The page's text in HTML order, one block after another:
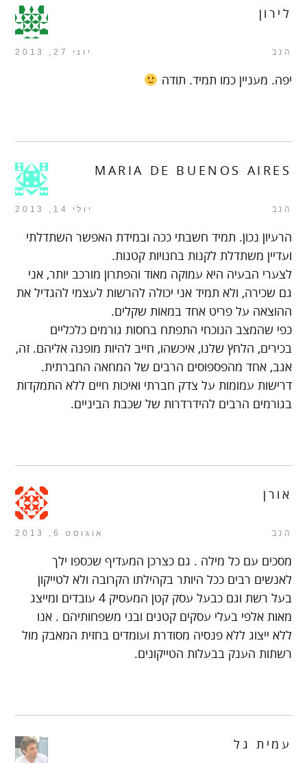
הגב יוני 27, 2013
לירון
יפה. מעניין כמו תמיד. תודה
הגב יולי 14, 2013
MARIA DE BUENOS AIRES
הרעיון נכון. תמיד חשבתי ככה ובמידת האפשר השתדלתי
ועדיין משתדלת לקנות בחנויות קטנות.
לצערי הבעיה היא עמוקה מאוד והפתרון מורכב יותר, אני
גם שכירה, ולא תמיד אני יכולה להרשות לעצמי להגדיל את
ההוצאה על פריט אחד במאות שקלים.
כפי שהמצב הנוכחי התפתח בחסות גורמים כלכליים
בכירים, הלחץ שלנו, איכשהו, חייב להיות מופנה אליהם. זה,
אגב, אחד מהפספוסים הרבים של המחאה החברתית.
דרישות עמומות על צדק חברתי ואיכות חיים ללא התמקדות
בגורמים הרבים להידרדרות של שכבת הביניים.
הגב אוגוסט 6, 2013
אורן
מסכים עם כל מילה . גם כצרכן המעדיף שכספו ילך
לאנשים רבים ככל היותר בקהילתו הקרובה ולא לטייקון
בעל רשת וגם כבעל עסק קטן המעסיק 4 עובדים ומייצג
מאות אלפי בעלי עסקים קטנים ובני משפחותיהם . אנו
ללא ייצוג ללא פנסיה מסודרת ועומדים בחזית המאבק מול
רשתות הענק בבעלות הטייקונים.
עמית גל